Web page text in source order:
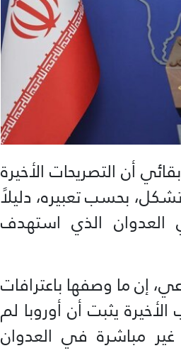
أن التصريحات الأخيرة
بحسب تعبيره، دليلاً
العدوان الذي استهدف
إن ما وصفها باعترافات
يثبت أن أوروبا لم
مباشرة في العدوان